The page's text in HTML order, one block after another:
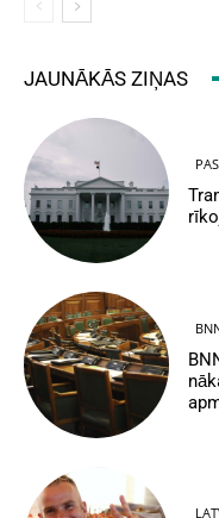
JAUNĀKĀS ZIŅAS